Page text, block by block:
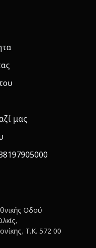
μας
Οδού
Τ.Κ. 572 00